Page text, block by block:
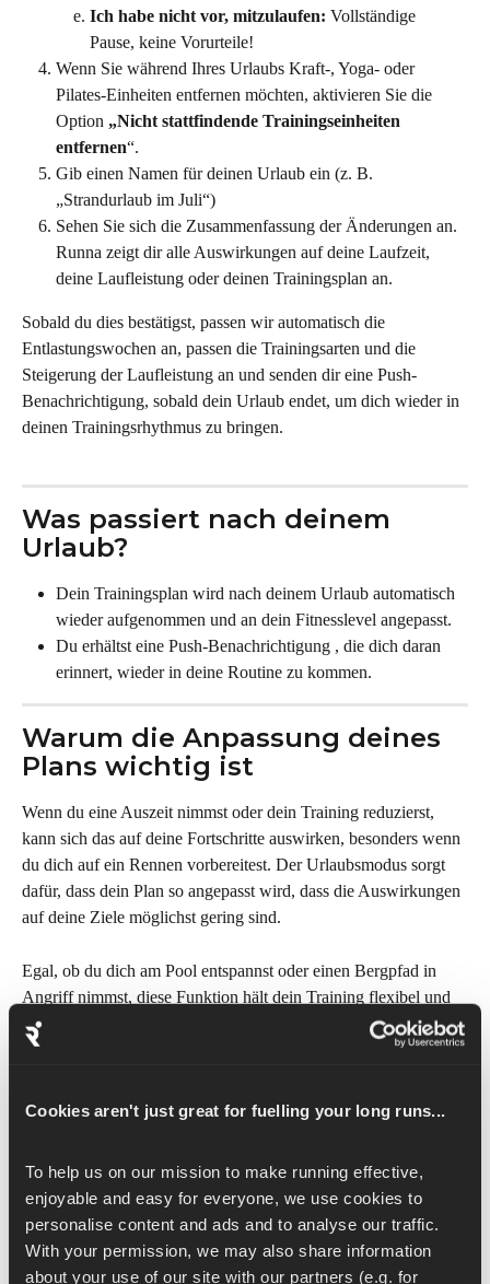
Cookies aren't just great for fuelling your long runs...
To help us on our mission to make running effective,
enjoyable and easy for everyone, we use cookies to
personalise content and ads and to analyse our traffic.
With your permission, we may also share information
about your use of our site with our partners (e.g. for
Ich habe nicht vor, mitzulaufen: Vollständige
Pause, keine Vorurteile!
Wenn Sie während Ihres Urlaubs Kraft-, Yoga- oder
Pilates-Einheiten entfernen möchten, aktivieren Sie die
Option „Nicht stattfindende Trainingseinheiten
entfernen“.
Gib einen Namen für deinen Urlaub ein (z. B.
„Strandurlaub im Juli“)
Sehen Sie sich die Zusammenfassung der Änderungen an.
Runna zeigt dir alle Auswirkungen auf deine Laufzeit,
deine Laufleistung oder deinen Trainingsplan an.
Sobald du dies bestätigst, passen wir automatisch die
Entlastungswochen an, passen die Trainingsarten und die
Steigerung der Laufleistung an und senden dir eine Push-
Benachrichtigung, sobald dein Urlaub endet, um dich wieder in
deinen Trainingsrhythmus zu bringen.
Was passiert nach deinem
Urlaub?
Dein Trainingsplan wird nach deinem Urlaub automatisch
wieder aufgenommen und an dein Fitnesslevel angepasst.
Du erhältst eine Push-Benachrichtigung , die dich daran
erinnert, wieder in deine Routine zu kommen.
Warum die Anpassung deines
Plans wichtig ist
Wenn du eine Auszeit nimmst oder dein Training reduzierst,
kann sich das auf deine Fortschritte auswirken, besonders wenn
du dich auf ein Rennen vorbereitest. Der Urlaubsmodus sorgt
dafür, dass dein Plan so angepasst wird, dass die Auswirkungen
auf deine Ziele möglichst gering sind.
Egal, ob du dich am Pool entspannst oder einen Bergpfad in
Angriff nimmst, diese Funktion hält dein Training flexibel und
stressfrei.
Zur Registerkarte „Plan“ wechseln
Tipp auf „ “ (Plan verwalten)
Tippen Sie unter „Ihren Plan anpassen“ auf die
Registerkarte „Feiertage“